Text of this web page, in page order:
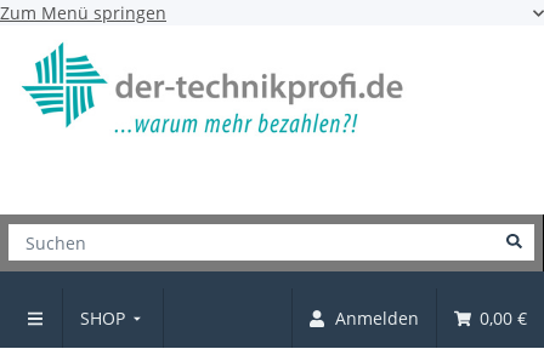
Zum Menü springen
SHOP Anmelden 0,00 €
Nagel-Filzgleiter